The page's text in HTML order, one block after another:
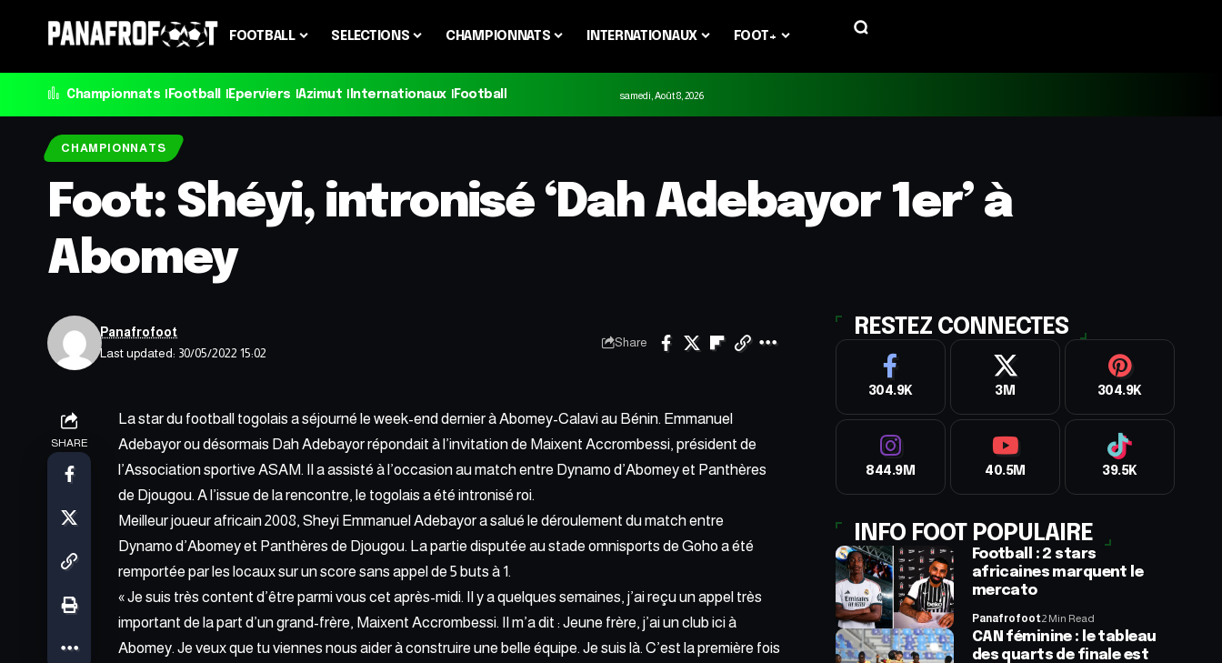
FOOTBALL SELECTIONS CHAMPIONNATS INTERNATIONAUX FOOT+
Championnats Football Eperviers Azimut Internationaux Football samedi, Août 8, 2026
CHAMPIONNATS
Foot: Shéyi, intronisé ‘Dah Adebayor 1er’ à
Abomey
Last updated: 30/05/2022 15:02
Panafrofoot
Share
SHARE
Lastar du football togolais a séjourné le week-end dernier à Abomey-Calavi au Bénin. Emmanuel
Adebayor ou désormais Dah Adebayor répondait à l’invitation de Maixent Accrombessi, président de
l’Association sportive ASAM. Il a assisté à l’occasion au match entre Dynamo d’Abomey et Panthères
de Djougou. A l’issue de la rencontre, le togolais a été intronisé roi.
Meilleur joueur africain 2008, Sheyi Emmanuel Adebayor a salué le déroulement du match entre
Dynamo d’Abomey et Panthères de Djougou. La partie disputée au stade omnisports de Goho a été
remportée par les locaux sur un score sans appel de 5 buts à 1.
« Je suis très content d’être parmi vous cet après-midi. Il y a quelques semaines, j’ai reçu un appel très
important de la part d’un grand-frère, Maixent Accrombessi. Il m’a dit : Jeune frère, j’ai un club ici à
Abomey. Je veux que tu viennes nous aider à construire une belle équipe. Je suis là. C’est la première fois
RESTEZ CONNECTES
304.9K 3M 304.9K
844.9M 40.5M 39.5K
INFO FOOT POPULAIRE
Football : 2 stars
africaines marquent le
mercato
Panafrofoot2 Min Read
CAN féminine : le tableau
des quarts de finale est